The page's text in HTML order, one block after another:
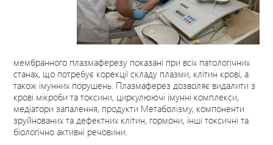
мембранного плазмаферезу показані при всіх патологічних
станах, що потребує корекції складу плазми, клітин крові, а
також імунних порушень. Плазмаферез дозволяє видалити з
крові мікроби та токсини, циркулюючі імунні комплекси,
медіатори запалення, продукти Метаболізму, компоненти
зруйнованих та дефектних клітин, гормони, інші токсичні та
біологічно активні речовини.